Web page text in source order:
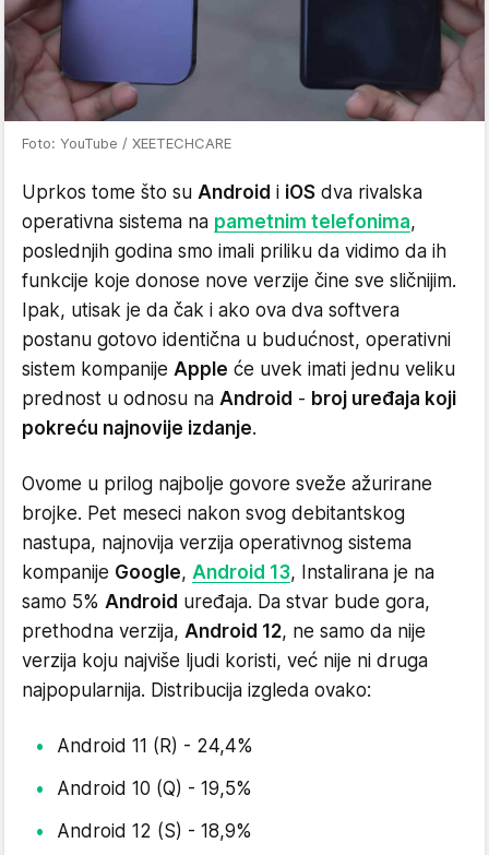
Foto: YouTube / XEETECHCARE
Uprkos tome što su Android i iOS dva rivalska
operativna sistema na pametnim telefonima,
poslednjih godina smo imali priliku da vidimo da ih
funkcije koje donose nove verzije čine sve sličnijim.
Ipak, utisak je da čak i ako ova dva softvera
postanu gotovo identična u budućnost, operativni
sistem kompanije Apple će uvek imati jednu veliku
prednost u odnosu na Android - broj uređaja koji
pokreću najnovije izdanje.
Ovome u prilog najbolje govore sveže ažurirane
brojke. Pet meseci nakon svog debitantskog
nastupa, najnovija verzija operativnog sistema
kompanije Google, Android 13, Instalirana je na
samo 5% Android uređaja. Da stvar bude gora,
prethodna verzija, Android 12, ne samo da nije
verzija koju najviše ljudi koristi, već nije ni druga
najpopularnija. Distribucija izgleda ovako:
Android 11 (R) - 24,4%
Android 10 (Q) - 19,5%
Android 12 (S) - 18,9%